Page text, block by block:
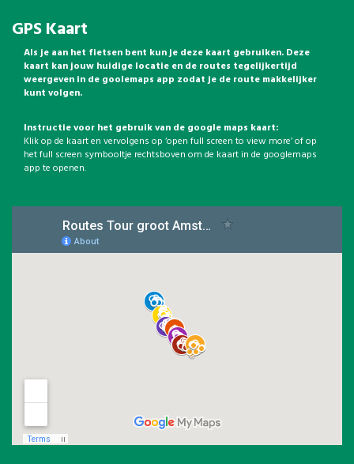
GPS Kaart
Als je aan het fietsen bent kun je deze kaart gebruiken. Deze
kaart kan jouw huidige locatie en de routes tegelijkertijd
weergeven in de goolemaps app zodat je de route makkelijker
kunt volgen.
Instructie voor het gebruik van de google maps kaart:
Klik op de kaart en vervolgens op ‘open full screen to view more’ of op
het full screen symbooltje rechtsboven om de kaart in de googlemaps
app te openen.